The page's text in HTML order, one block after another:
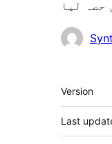
شراکت
میٹا
Version
Last